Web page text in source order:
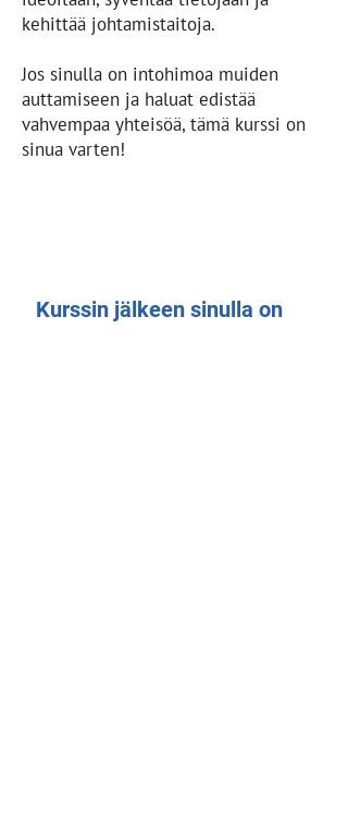
kehittää johtamistaitoja.
Jos sinulla on intohimoa muiden
auttamiseen ja haluat edistää
vahvempaa yhteisöä, tämä kurssi on
sinua varten!
Kurssin jälkeen sinulla on